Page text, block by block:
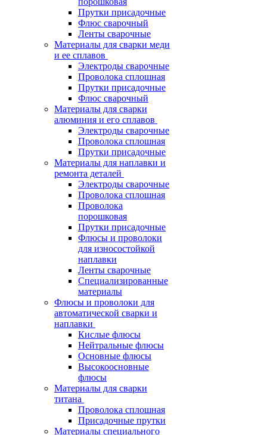
Прутки присадочные
Флюс сварочный
Ленты сварочные
Материалы для сварки меди
и ее сплавов
Электроды сварочные
Проволока сплошная
Прутки присадочные
Флюс сварочный
Материалы для сварки
алюминия и его сплавов
Электроды сварочные
Проволока сплошная
Прутки присадочные
Материалы для наплавки и
ремонта деталей
Электроды сварочные
Проволока сплошная
Проволока
порошковая
Прутки присадочные
Флюсы и проволоки
для износостойкой
наплавки
Ленты сварочные
Специализированные
материалы
Флюсы и проволоки для
автоматической сварки и
наплавки
Кислые флюсы
Нейтральные флюсы
Основные флюсы
Высокоосновные
флюсы
Материалы для сварки
титана
Проволока сплошная
Присадочные прутки
Материалы специального